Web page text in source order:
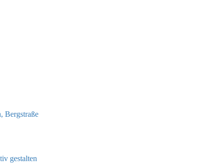
Bergstraße
gestalten